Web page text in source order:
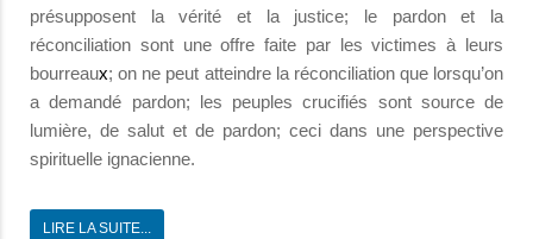
présupposent la vérité et la justice; le pardon et la
réconciliation sont une offre faite par les victimes à leurs
bourreaux; on ne peut atteindre la réconciliation que lorsqu’on
a demandé pardon; les peuples crucifiés sont source de
lumière, de salut et de pardon; ceci dans une perspective
spirituelle ignacienne.
LIRE LA SUITE...